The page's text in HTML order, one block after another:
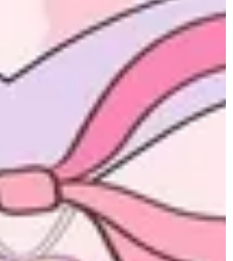
تسجيل الدخول
EN